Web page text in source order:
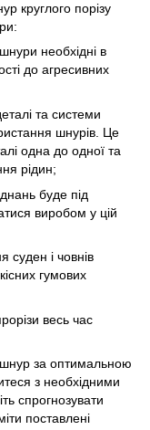
круглого порізу
необхідні в
до агресивних
та системи
шнурів. Це
одна до одної та
рідин;
буде під
виробом у цій
суден і човнів
гумових
весь час
за оптимальною
з необхідними
спрогнозувати
поставлені